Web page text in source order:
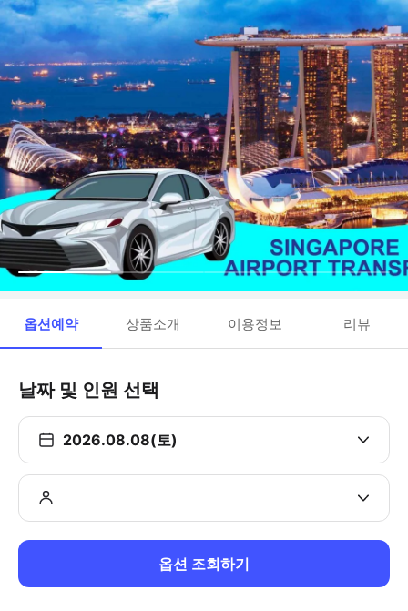
옵션예약 상품소개 이용정보 리뷰
날짜 및 인원 선택
2026.08.08(토)
옵션 조회하기